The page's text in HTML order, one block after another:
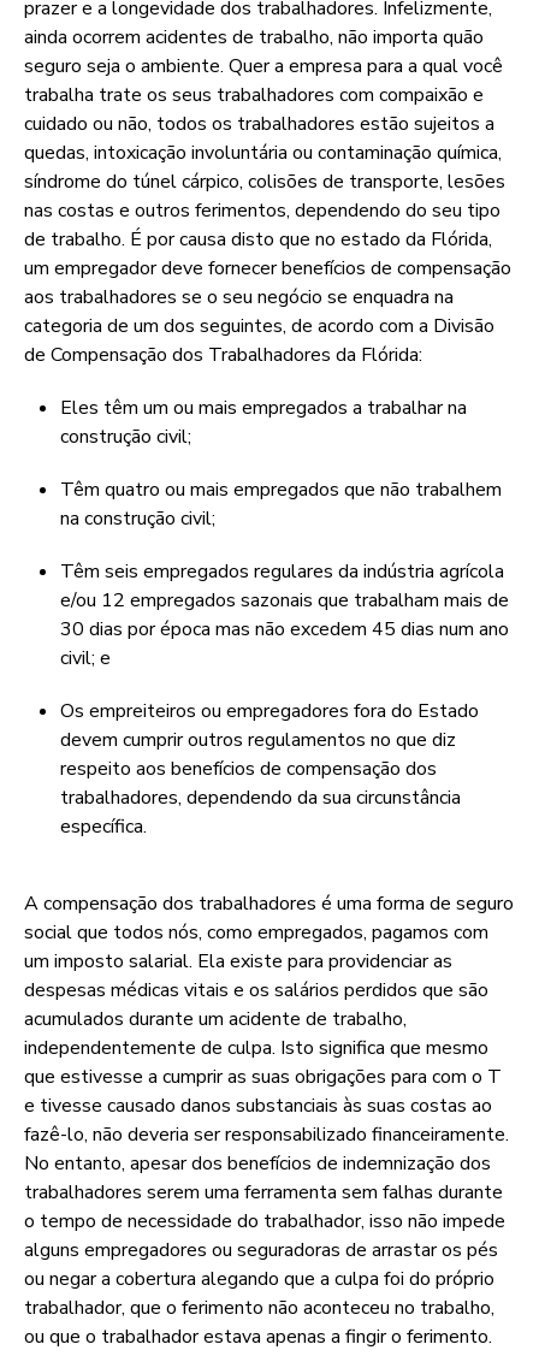
prazer e a longevidade dos trabalhadores. Infelizmente,
ainda ocorrem acidentes de trabalho, não importa quão
seguro seja o ambiente. Quer a empresa para a qual você
trabalha trate os seus trabalhadores com compaixão e
cuidado ou não, todos os trabalhadores estão sujeitos a
quedas, intoxicação involuntária ou contaminação química,
síndrome do túnel cárpico, colisões de transporte, lesões
nas costas e outros ferimentos, dependendo do seu tipo
de trabalho. É por causa disto que no estado da Flórida,
um empregador deve fornecer benefícios de compensação
aos trabalhadores se o seu negócio se enquadra na
categoria de um dos seguintes, de acordo com a Divisão
de Compensação dos Trabalhadores da Flórida:
Eles têm um ou mais empregados a trabalhar na
construção civil;
Têm quatro ou mais empregados que não trabalhem
na construção civil;
Têm seis empregados regulares da indústria agrícola
e/ou 12 empregados sazonais que trabalham mais de
30 dias por época mas não excedem 45 dias num ano
civil; e
Os empreiteiros ou empregadores fora do Estado
devem cumprir outros regulamentos no que diz
respeito aos benefícios de compensação dos
trabalhadores, dependendo da sua circunstância
específica.
A compensação dos trabalhadores é uma forma de seguro
social que todos nós, como empregados, pagamos com
um imposto salarial. Ela existe para providenciar as
despesas médicas vitais e os salários perdidos que são
acumulados durante um acidente de trabalho,
independentemente de culpa. Isto significa que mesmo
que estivesse a cumprir as suas obrigações para com o T
e tivesse causado danos substanciais às suas costas ao
fazê-lo, não deveria ser responsabilizado financeiramente.
No entanto, apesar dos benefícios de indemnização dos
trabalhadores serem uma ferramenta sem falhas durante
o tempo de necessidade do trabalhador, isso não impede
alguns empregadores ou seguradoras de arrastar os pés
ou negar a cobertura alegando que a culpa foi do próprio
trabalhador, que o ferimento não aconteceu no trabalho,
ou que o trabalhador estava apenas a fingir o ferimento.